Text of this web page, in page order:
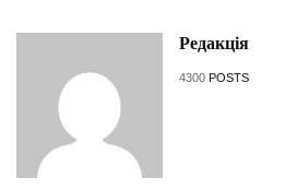
Редакція
4300 POSTS